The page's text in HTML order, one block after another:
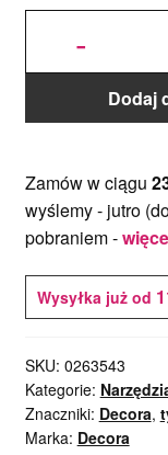
-
ilość Tylka
nr S/F 16 -
Decora
Dodaj
Zamów w ciągu
wyślemy - jutro
pobraniem -
Wysyłka już od
SKU: 0263543
Kategorie:
Znaczniki: Decora,
Marka: Decora